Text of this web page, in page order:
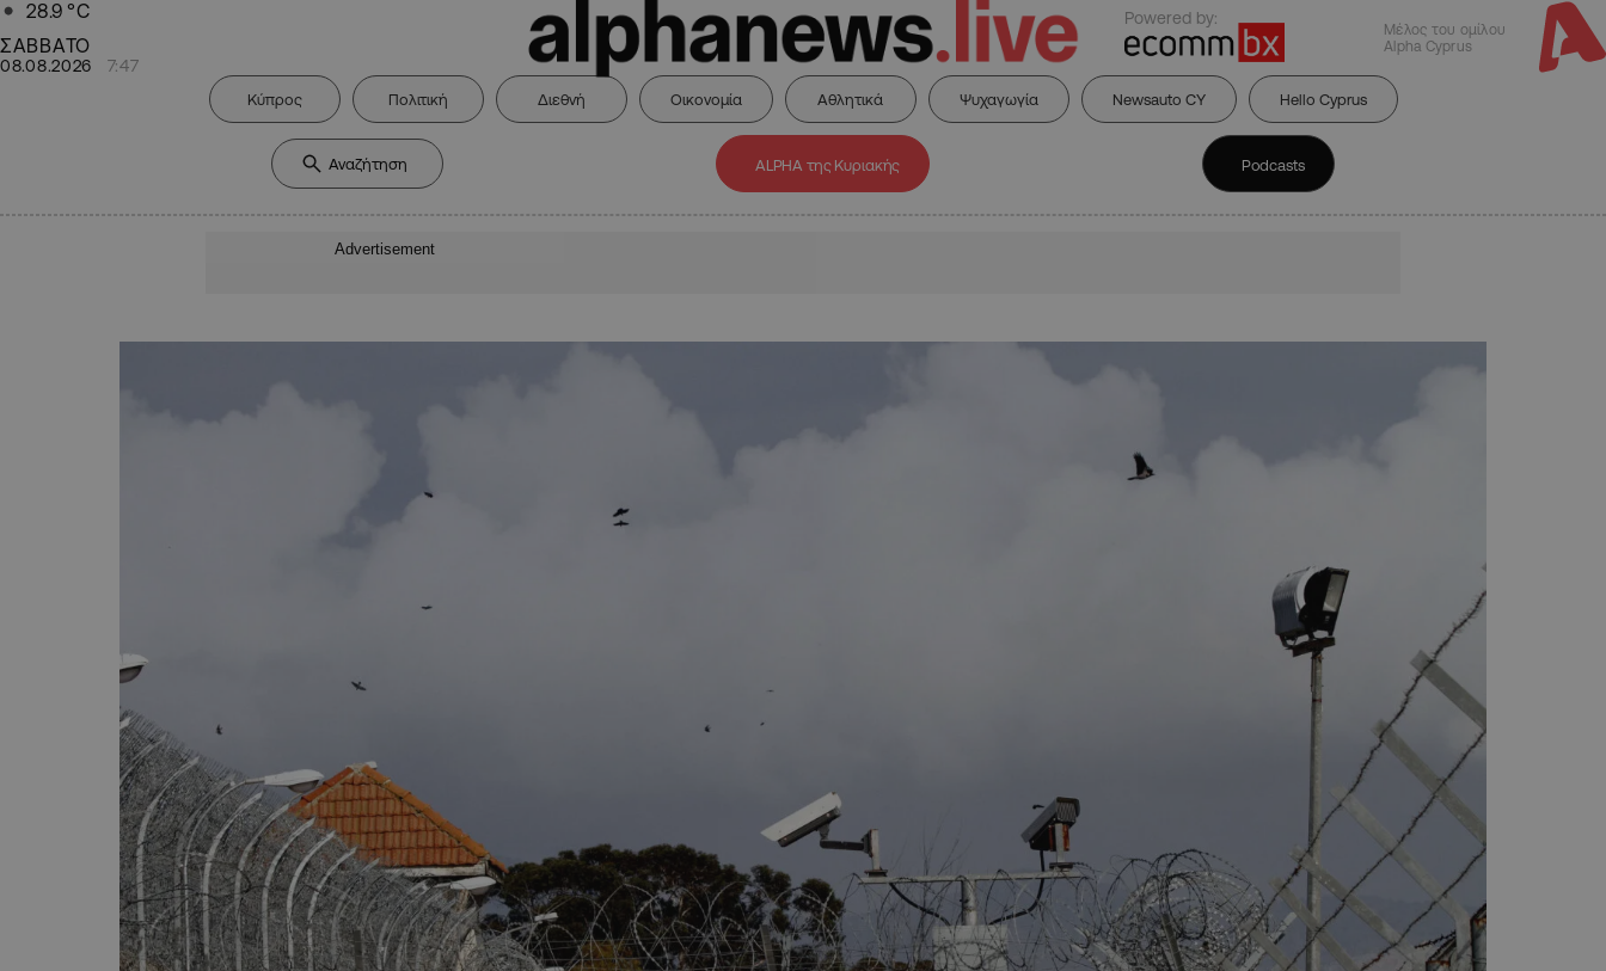
28.9 °C
ΣΑΒΒΑΤΟ
08.08.2026 7:47
Powered by:
Μέλος του ομίλου
Alpha Cyprus
Κύπρος Πολιτική Διεθνή Οικονομία Αθλητικά Ψυχαγωγία Newsauto CY Hello Cyprus
ALPHA της Κυριακής Podcasts
Advertisement